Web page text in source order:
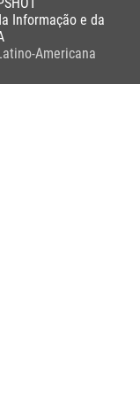
Informação e da
Americana